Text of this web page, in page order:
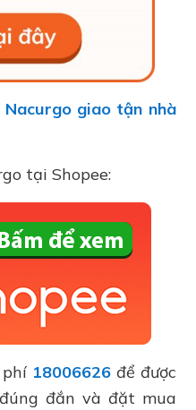
Nacurgo giao tận nhà
tại Shopee:
18006626để được
đắn và đặt mua